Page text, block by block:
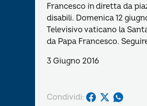
Francesco in diretta da
disabili. Domenica 12
Televisivo vaticano la
da Papa Francesco.
3 Giugno 2016
Condividi: